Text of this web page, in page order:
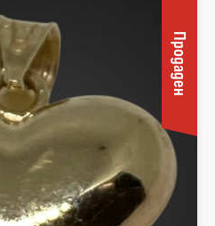
Продаден